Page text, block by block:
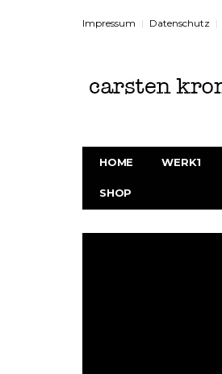
Impressum Datenschutz
HOME WERK1
SHOP